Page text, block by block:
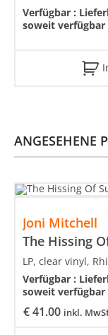
Verfügbar :
soweit
ANGESEHENE
Joni Mitchell
The Hissing
€41.00 inkl.
LP, clear vinyl,
Verfügbar :
soweit